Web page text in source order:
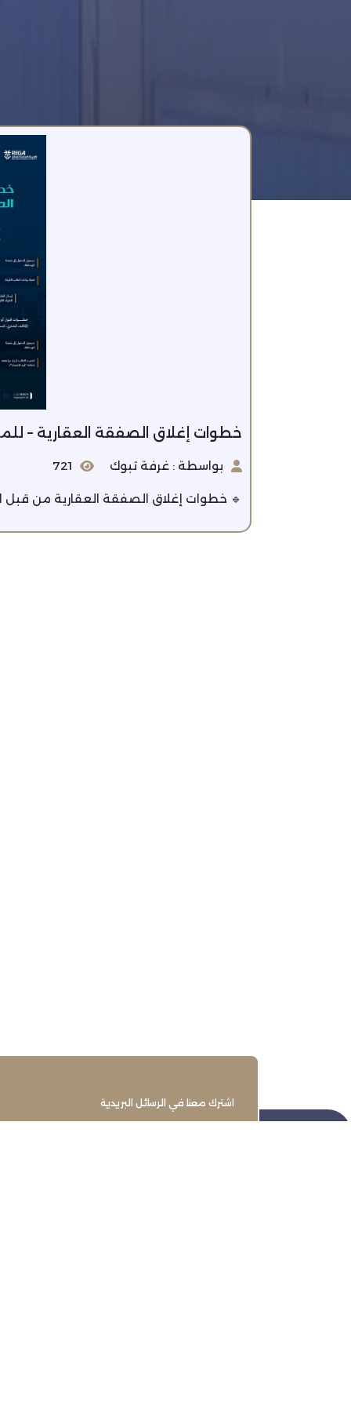
خطوات إغلاق الصفقة العقارية –
بواسطة : غرفة تبوك 721
🔹 خطوات إغلاق الصفقة العقارية من قبل
اشترك معنا في الرسائل البريدية